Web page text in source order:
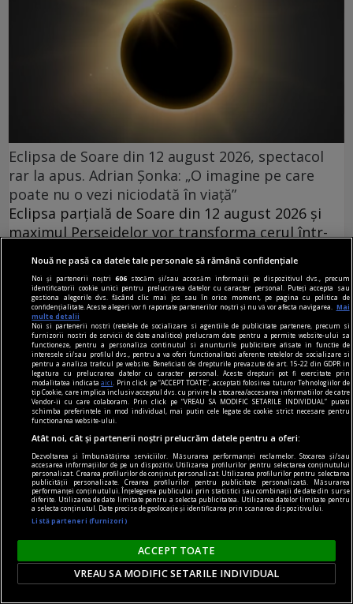
Eclipsa de Soare din 12 august 2026, spectacol
rar la apus. Adrian Șonka: „O imagine pe care
poate nu o vezi niciodată în viață”
Eclipsa parțială de Soare din 12 august 2026 și
maximul Perseidelor vor transforma cerul într-
Șonka explică, pentru „Weekend Adevărul”, unde
se va vedea cel mai bine și de ce acest apus este
unul pe care s-ar putea să nu-l mai vedem o
viață.
„UN-HIDDEN CONNECTIONS”: Brâncuși
reinterpretat la Belgrad
Nouă ne pasă ca datele tale personale să rămână confidențiale
Noi și partenerii noștri606 stocăm și/sau accesăm informații pe dispozitivul dvs., precum
identificatorii cookie unici pentru prelucrarea datelor cu caracter personal. Puteți accepta sau
gestiona alegerile dvs. făcând clic mai jos sau în orice moment, pe pagina cu politica de
confidențialitate. Aceste alegeri vor fi raportate partenerilor noștri și nu vă vor afecta navigarea.
Mai
multe detalii
Noi si partenerii nostri (retelele de socializare si agentiile de publicitate partenere, precum si
furnizorii nostri de servicii de date analitice) prelucram date pentru a permite website-ului sa
functioneze, pentru a personaliza continutul si anunturile publicitare afisate in functie de
interesele si/sau profilul dvs., pentru a va oferi functionalitati aferente retelelor de socializare si
pentru a analiza traficul pe website. Beneficiati de drepturile prevazute de art. 15-22 din GDPR in
legatura cu prelucrarea datelor cu caracter personal. Aceste drepturi pot fi exercitate prin
modalitatea indicataaici
. Prin click pe “ACCEPT TOATE”, acceptati folosirea tuturor Tehnologiilor de
tip Cookie, care implica inclusiv acceptul dvs. cu privire la stocarea/accesarea informatiilor de catre
Vendor-ii cu care colaboram. Prin click pe “VREAU SA MODIFIC SETARILE INDIVIDUAL” puteti
schimba preferintele in mod individual, mai putin cele legate de cookie strict necesare pentru
functionarea website-ului.
Atât noi, cât și partenerii noștri prelucrăm datele pentru a oferi:
Dezvoltarea și îmbunătățirea serviciilor. Măsurarea performanței reclamelor. Stocarea și/sau
accesarea informațiilor de pe un dispozitiv. Utilizarea profilurilor pentru selectarea conținutului
personalizat. Crearea profilurilor de conținut personalizat. Utilizarea profilurilor pentru selectarea
publicității personalizate. Crearea profilurilor pentru publicitate personalizată. Măsurarea
performanței conținutului. Înțelegerea publicului prin statistici sau combinații de date din surse
diferite. Utilizarea de date limitate pentru a selecta publicitatea. Utilizarea datelor limitate pentru
a selecta conținutul. Date precise de geolocație și identificarea prin scanarea dispozitivului.
Listă parteneri (furnizori)
ACCEPT TOATE
VREAU SA MODIFIC SETARILE INDIVIDUAL